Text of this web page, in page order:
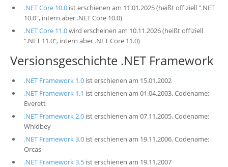
.NET Core 10.0ist erschienen am 11.01.2025 (heißt offiziell ".NET
10.0", intern aber .NET Core 10.0)
.NET Core 11.0wird erscheinen am 10.11.2026 (heißt offiziell
".NET 11.0", intern aber .NET Core 11.0)
Versionsgeschichte .NET Framework
.NET Framework 1.0ist erschienen am 15.01.2002
.NET Framework 1.1 ist erschienen am 01.04.2003. Codename:
Everett
.NET Framework 2.0ist erschienen am 07.11.2005. Codename:
Whidbey
.NET Framework 3.0ist erschienen am 19.11.2006. Codename:
Orcas
.NET Framework 3.5ist erschienen am 19.11.2007